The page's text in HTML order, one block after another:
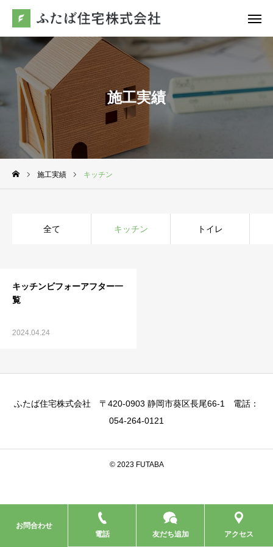
お問合わせ
電話
友だち追加 アクセス
施工実績
施工実績 キッチン
全て キッチン トイレ
キッチンビフォーアフター一
覧
2024.04.24
ふたば住宅株式会社 〒420-0903 静岡市葵区長尾66-1 電話：
054-264-0121
© 2023 FUTABA
お問合わせ
電話
アクセス
ふたば住宅について
リフォーム
施工事例